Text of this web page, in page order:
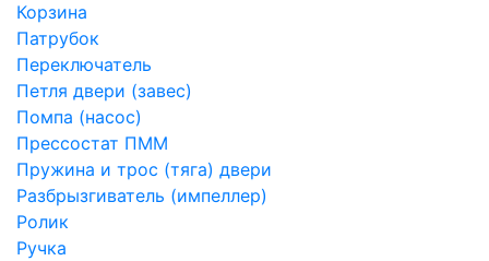
Корзина
Патрубок
Переключатель
Петля двери (завес)
Помпа (насос)
Преcсостат ПММ
Пружина и трос (тяга) двери
Разбрызгиватель (импеллер)
Ролик
Ручка